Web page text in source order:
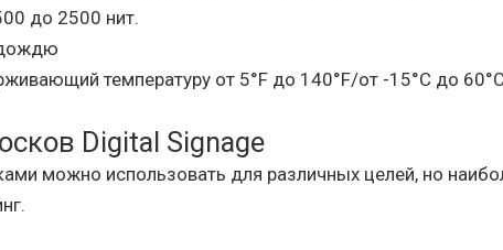
до 2500 нит.
температуру от 5°F до 140°F/от -15°C до
Digital Signage
можно использовать для различных целей, но